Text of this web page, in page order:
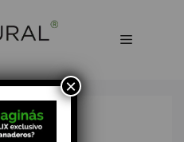
Menú
×